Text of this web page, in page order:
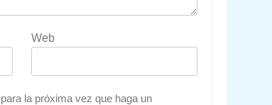
Web
la próxima vez que haga un